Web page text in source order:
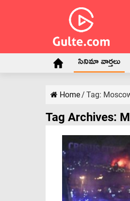
సినిమా వార్తలు
Home/ Tag:
Tag Archives: